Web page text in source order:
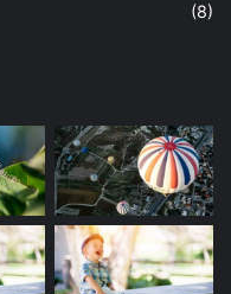
(8)